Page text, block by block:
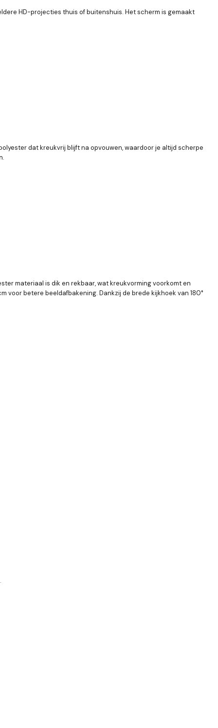
HD-projecties thuis of buitenshuis. Het scherm is gemaakt
dat kreukvrij blijft na opvouwen, waardoor je altijd scherpe
materiaal is dik en rekbaar, wat kreukvorming voorkomt en
betere beeldafbakening. Dankzij de brede kijkhoek van 180°